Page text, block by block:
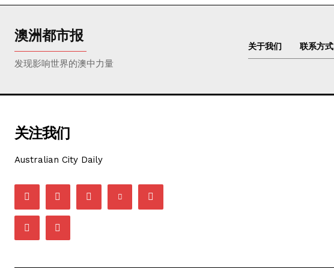
澳洲都市报
发现影响世界的澳中力量
关于我们 联系方式
关注我们
Australian City Daily